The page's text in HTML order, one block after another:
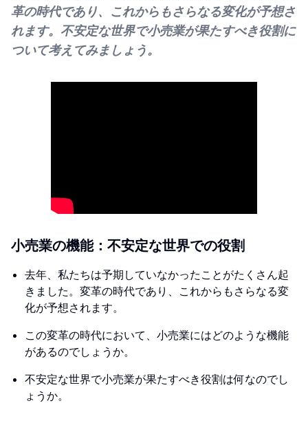
革の時代であり、これからもさらなる変化が予想さ
れます。不安定な世界で小売業が果たすべき役割に
ついて考えてみましょう。
小売業の機能：不安定な世界での役割
去年、私たちは予期していなかったことがたくさん起
きました。変革の時代であり、これからもさらなる変
化が予想されます。
この変革の時代において、小売業にはどのような機能
があるのでしょうか。
不安定な世界で小売業が果たすべき役割は何なのでし
ょうか。